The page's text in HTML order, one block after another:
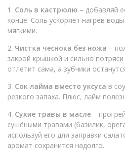
1. Соль в кастрюлю – добавляй
конце. Соль ускоряет нагрев
мягкими.
2. Чистка чеснока без ножа –
закрой крышкой и сильно
отлетит сама, а зубчики
3. Сок лайма вместо уксуса в
резкого запаха. Плюс, лайм
4. Сухие травы в масле –
сушёными травами (базилик,
используй его для заправки
аромат сохранится надолго.